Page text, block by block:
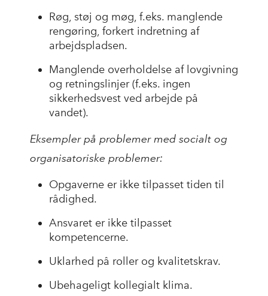
Røg, støj og møg, f.eks. manglende
rengøring, forkert indretning af
arbejdspladsen.
Manglende overholdelse af lovgivning
og retningslinjer (f.eks. ingen
sikkerhedsvest ved arbejde på
vandet).
Eksempler på problemer med socialt og
organisatoriske problemer:
Opgaverne er ikke tilpasset tiden til
rådighed.
Ansvaret er ikke tilpasset
kompetencerne.
Uklarhed på roller og kvalitetskrav.
Ubehageligt kollegialt klima.